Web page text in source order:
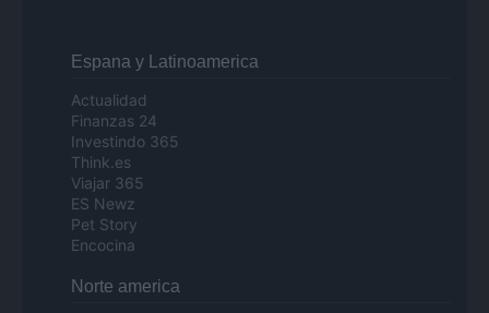
Espana y Latinoamerica
Actualidad
Finanzas 24
Investindo 365
Think.es
Viajar 365
ES Newz
Pet Story
Encocina
Norte america